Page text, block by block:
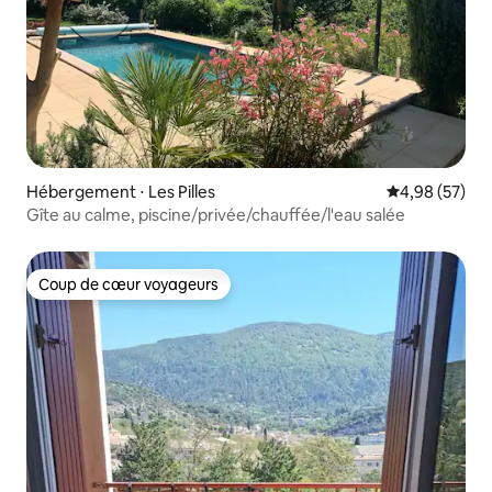
Hébergement ⋅ Les Pilles Évaluation
4,98 (57)
Gîte au calme, piscine/privée/chauffée/l'eau salée
Coup de cœur voyageurs
Coup de cœur voyageurs